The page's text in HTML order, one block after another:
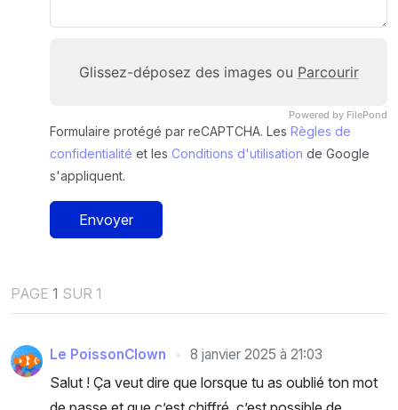
Powered by FilePond
Glissez-déposez des images ou Parcourir
Formulaire protégé par reCAPTCHA. Les Règles de
confidentialité et les Conditions d'utilisation de Google
s'appliquent.
Envoyer
PAGE 1 SUR 1
Le PoissonClown 8 janvier 2025 à 21:03
Salut ! Ça veut dire que lorsque tu as oublié ton mot